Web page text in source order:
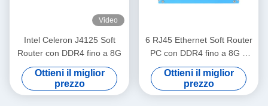
Video
Intel Celeron J4125 Soft
Router con DDR4 fino a 8G
Ottieni il miglior
prezzo
6 RJ45 Ethernet Soft Router
PC con DDR4 fino a 8G e
Intel Celeron 3865U
Processor
Ottieni il miglior
prezzo